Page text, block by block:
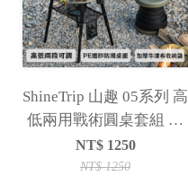
ShineTrip 山趣 05系列 高
低兩用戰術圓桌套組 小
桌 小圓桌 折疊桌 板凳
附收納袋
NT$ 1250
NT$1250